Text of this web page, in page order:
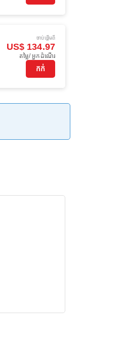
ចាប់ផ្ដើមពី
US$ 134.97
តម្លៃ/ អ្នកដំណើរ
កក់